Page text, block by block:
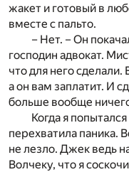
жакет и готовый в
вместе с пальто.
– Нет. – Он
господин адвокат.
что для него сделали.
а он вам заплатит. И
больше вообще
Когда я
перехватила паника.
не лезло. Джек ведь
Волчеку, что я